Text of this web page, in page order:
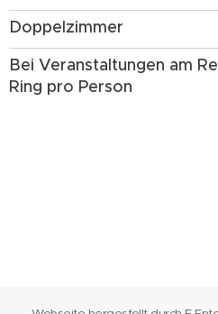
Doppelzimmer
Bei Veranstaltungen am
Ring pro Person